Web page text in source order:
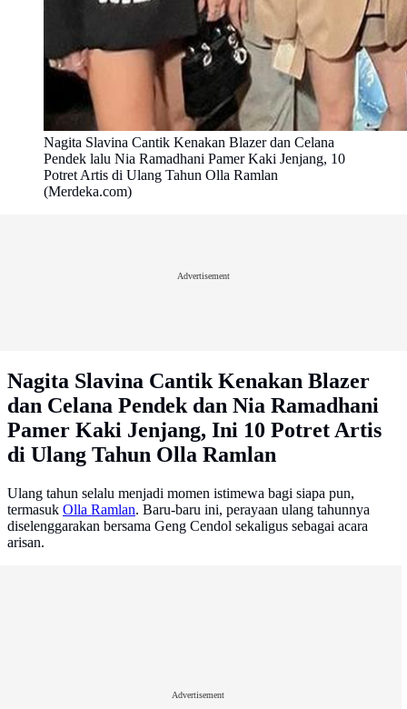
Nagita Slavina Cantik Kenakan Blazer dan Celana
Pendek lalu Nia Ramadhani Pamer Kaki Jenjang, 10
Potret Artis di Ulang Tahun Olla Ramlan
(Merdeka.com)
Advertisement
Nagita Slavina Cantik Kenakan Blazer
dan Celana Pendek dan Nia Ramadhani
Pamer Kaki Jenjang, Ini 10 Potret Artis
di Ulang Tahun Olla Ramlan
Ulang tahun selalu menjadi momen istimewa bagi siapa pun,
termasuk Olla Ramlan. Baru-baru ini, perayaan ulang tahunnya
diselenggarakan bersama Geng Cendol sekaligus sebagai acara
arisan.
Advertisement